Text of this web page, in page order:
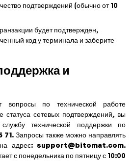
подтверждений (обычно от 10
будет подтвержден,
код у терминала и заберите
и
вопросы по технической работе
статуса сетевых подтверждений, вы
технической поддержки по
71. Запросы также можно направлять
адрес: support@bitomat.com.
с понедельника по пятницу с 10:00